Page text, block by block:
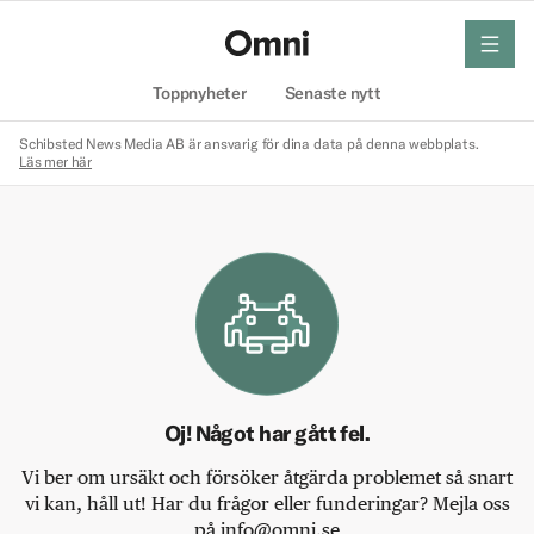
Toppnyheter Senaste nytt
meny
Schibsted News Media AB är ansvarig för dina data på denna webbplats.
Läs mer här
Oj! Något har gått fel.
Vi ber om ursäkt och försöker åtgärda problemet så snart
vi kan, håll ut! Har du frågor eller funderingar? Mejla oss